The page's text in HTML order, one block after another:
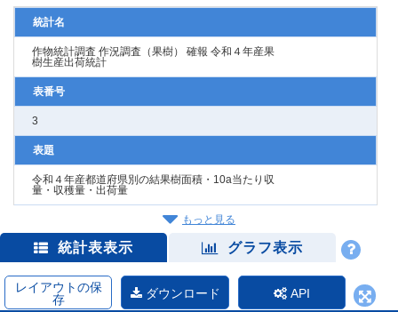
統計名
作物統計調査 作況調査（果樹） 確報 令和４年産果
樹生産出荷統計
表番号
3
表題
令和４年産都道府県別の結果樹面積・10a当たり収
量・収穫量・出荷量
もっと見る
統計表表示 グラフ表示
レイアウトの保
存
ダウンロード API